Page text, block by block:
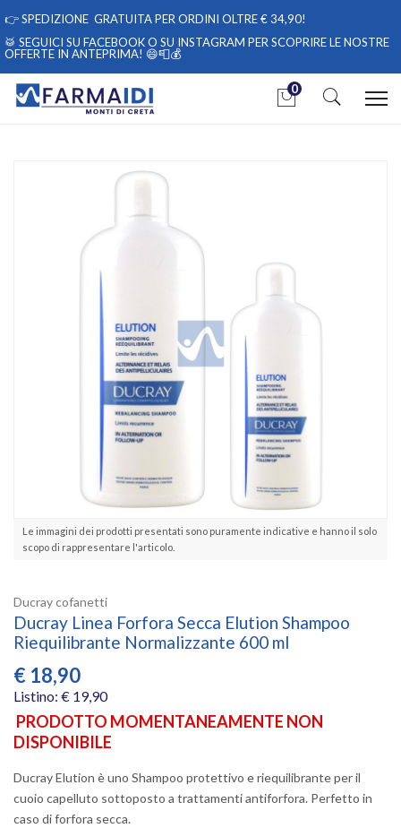
👉SPEDIZIONE GRATUITA PER ORDINI OLTRE € 34,90!
🥁 SEGUICI SU FACEBOOKO SU INSTAGRAM PER SCOPRIRE LE NOSTRE
OFFERTE IN ANTEPRIMA! 😄📮💰
0
Ducray Linea Forfora Secca Elution Shampoo Riequilibrante
Normalizzante 600 ml
Le immagini dei prodotti presentati sono puramente indicative e hanno il solo
scopo di rappresentare l'articolo.
Ducray cofanetti
Ducray Linea Forfora Secca Elution Shampoo
Riequilibrante Normalizzante 600 ml
€ 18,90
Listino: € 19,90
PRODOTTO MOMENTANEAMENTE NON
DISPONIBILE
Ducray Elution è uno Shampoo protettivo e riequilibrante per il
cuoio capelluto sottoposto a trattamenti antiforfora. Perfetto in
caso di forfora secca.